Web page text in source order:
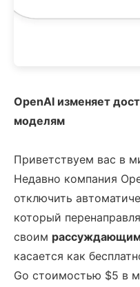
OpenAI изменяет
моделям
Приветствуем вас в
Недавно компания
отключить
который
своим
касается как
Go стоимостью $5 в